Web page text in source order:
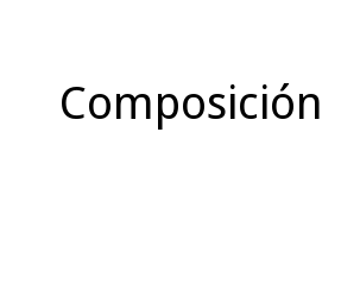
Composición